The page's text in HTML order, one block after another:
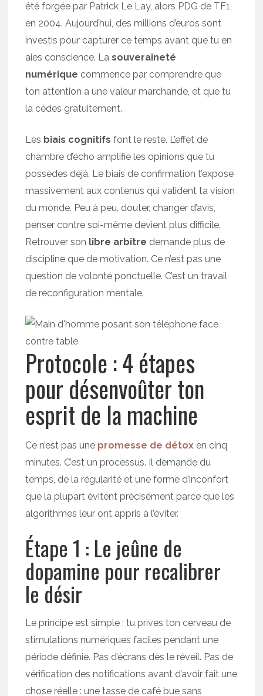
été forgée par Patrick Le Lay, alors PDG de TF1,
en 2004. Aujourd’hui, des millions d’euros sont
investis pour capturer ce temps avant que tu en
aies conscience. Lasouveraineté
numérique commence par comprendre que
ton attention a une valeur marchande, et que tu
la cèdes gratuitement.
Les biais cognitifs font le reste. L’effet de
chambre d’écho amplifie les opinions que tu
possèdes déjà. Le biais de confirmation t’expose
massivement aux contenus qui valident ta vision
du monde. Peu à peu, douter, changer d’avis,
penser contre soi-même devient plus difficile.
Retrouver son libre arbitre demande plus de
discipline que de motivation. Ce n’est pas une
question de volonté ponctuelle. C’est un travail
de reconfiguration mentale.
Protocole : 4 étapes
pour désenvoûter ton
esprit de la machine
Ce n’est pas une promesse de détox en cinq
minutes. C’est un processus. Il demande du
temps, de la régularité et une forme d’inconfort
que la plupart évitent précisément parce que les
algorithmes leur ont appris à l’éviter.
Étape 1 : Le jeûne de
dopamine pour recalibrer
le désir
Le principe est simple : tu prives ton cerveau de
stimulations numériques faciles pendant une
période définie. Pas d’écrans dès le réveil. Pas de
vérification des notifications avant d’avoir fait une
chose réelle : une tasse de café bue sans